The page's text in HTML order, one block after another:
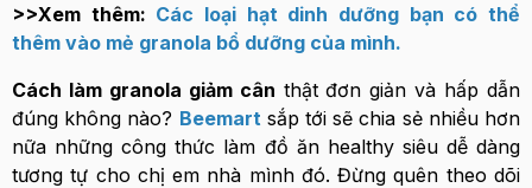
>>Xem thêm: Các loại hạt dinh dưỡng bạn có thể
thêm vào mẻ granola bổ dưỡng của mình.
Cách làm granola giảm cân thật đơn giản và hấp dẫn
đúng không nào? Beemart sắp tới sẽ chia sẻ nhiều hơn
nữa những công thức làm đồ ăn healthy siêu dễ dàng
tương tự cho chị em nhà mình đó. Đừng quên theo dõi